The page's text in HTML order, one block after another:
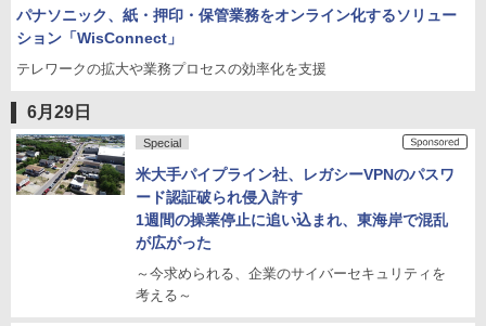
パナソニック、紙・押印・保管業務をオンライン化するソリュー
ション「WisConnect」
テレワークの拡大や業務プロセスの効率化を支援
6月29日
Special
米大手パイプライン社、レガシーVPNのパスワ
ード認証破られ侵入許す
1週間の操業停止に追い込まれ、東海岸で混乱
が広がった
～今求められる、企業のサイバーセキュリティを
考える～